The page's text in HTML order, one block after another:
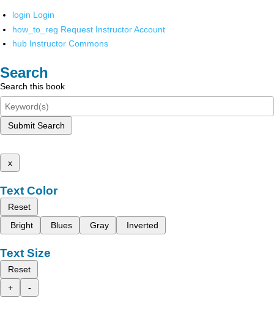
login Login
how_to_reg Request Instructor Account
hub Instructor Commons
Search
Search this book
Submit Search
x
Text Color
Reset
Bright
Blues Gray Inverted
Text Size
Reset
+
-